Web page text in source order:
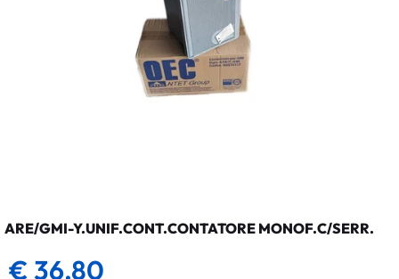
ARE/GMI-Y.UNIF.CONT.CONTATORE MONOF.C/SERR.
€ 36,80